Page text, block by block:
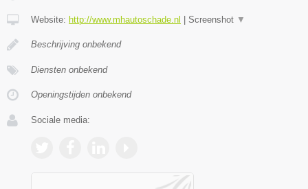
Website: http://www.mhautoschade.nl | Screenshot ▼
Beschrijving onbekend
Diensten onbekend
Openingstijden onbekend
Sociale media: